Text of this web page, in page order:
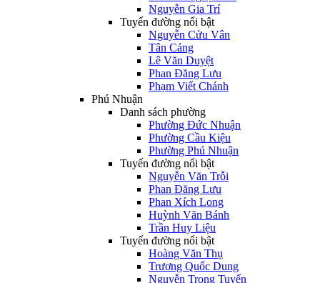
Nguyễn Gia Trí
Tuyến đường nổi bật
Nguyễn Cửu Vân
Tân Cảng
Lê Văn Duyệt
Phan Đăng Lưu
Phạm Viết Chánh
Phú Nhuận
Danh sách phường
Phường Đức Nhuận
Phường Cầu Kiệu
Phường Phú Nhuận
Tuyến đường nổi bật
Nguyễn Văn Trỗi
Phan Đăng Lưu
Phan Xích Long
Huỳnh Văn Bánh
Trần Huy Liệu
Tuyến đường nổi bật
Hoàng Văn Thụ
Trương Quốc Dung
Nguyễn Trọng Tuyển